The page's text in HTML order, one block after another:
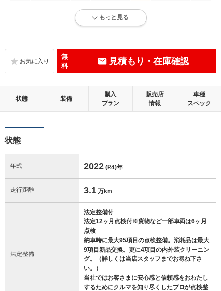
走行距離10万キロ以内。キズ・へこみ等が少なく良好な状態です。
もっと見る
無
料
見積もり・在庫確認
状態 装備
購入
プラン
販売店
情報
車種
スペック
状態
年式 2022 (R4)年
走行距離 3.1 万km
法定整備
法定整備付
法定12ヶ月点検付※貨物など一部車両は6ヶ月
点検
納車時に最大95項目の点検整備。消耗品は最大
9項目新品交換。更に4項目の内外装クリーニン
グ。（詳しくは当店スタッフまでお尋ね下さ
い。）
当社ではお客さまに安心感と信頼感をおわたし
するためにクルマを知り尽くしたプロが点検整